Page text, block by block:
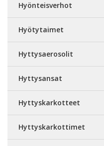
Hyönteisverhot
Hyötytaimet
Hyttysaerosolit
Hyttysansat
Hyttyskarkotteet
Hyttyskarkottimet